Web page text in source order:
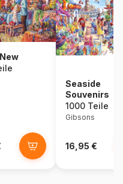
Seaside
Souvenirs
1000 Teile
Gibsons
16,95 €